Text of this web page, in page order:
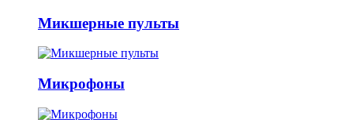
Микшерные пульты
Микрофоны